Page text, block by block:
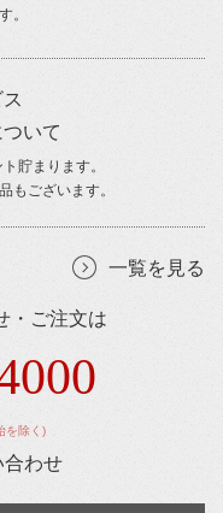
。
ついて
貯まります。
もございます。
一覧を見る
・ご注文は
を除く)
わせ